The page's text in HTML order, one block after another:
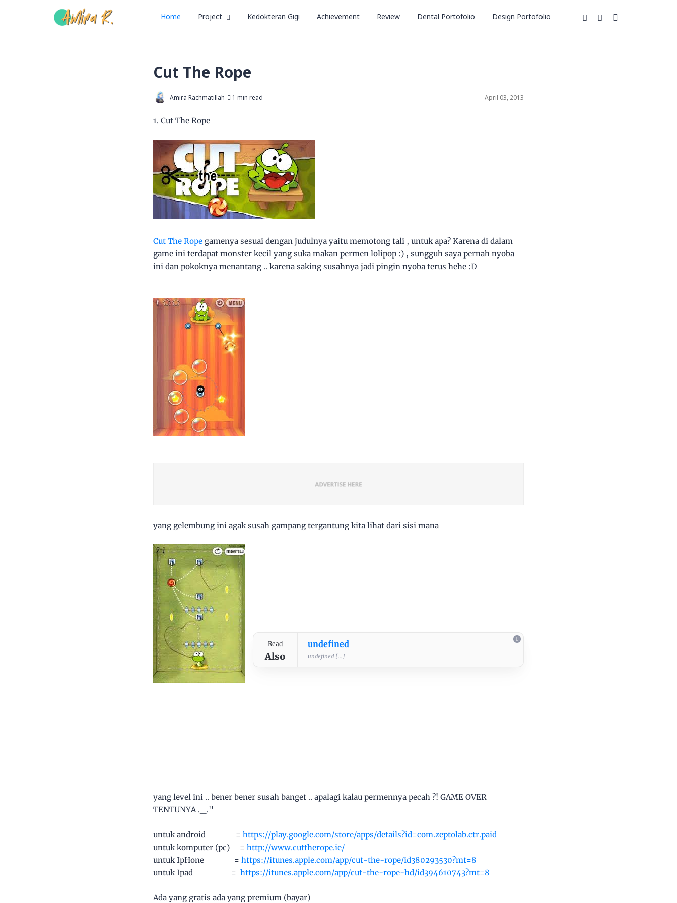
Home Project Kedokteran Gigi Achievement Review Dental Portofolio Design Portofolio
Cut The Rope
Amira Rachmatillah 1 min read April 03, 2013
1. Cut The Rope
Cut The Rope gamenya sesuai dengan judulnya yaitu memotong tali , untuk apa? Karena di dalam
game ini terdapat monster kecil yang suka makan permen lolipop :) , sungguh saya pernah nyoba
ini dan pokoknya menantang .. karena saking susahnya jadi pingin nyoba terus hehe :D
yang gelembung ini agak susah gampang tergantung kita lihat dari sisi mana
Read
Also
undefined
undefined [...]
yang level ini .. bener bener susah banget .. apalagi kalau permennya pecah ?! GAME OVER
TENTUNYA ._.''
untuk android = https://play.google.com/store/apps/details?id=com.zeptolab.ctr.paid
untuk komputer (pc) = http://www.cuttherope.ie/
untuk IpHone = https://itunes.apple.com/app/cut-the-rope/id380293530?mt=8
untuk Ipad = https://itunes.apple.com/app/cut-the-rope-hd/id394610743?mt=8
Ada yang gratis ada yang premium (bayar)